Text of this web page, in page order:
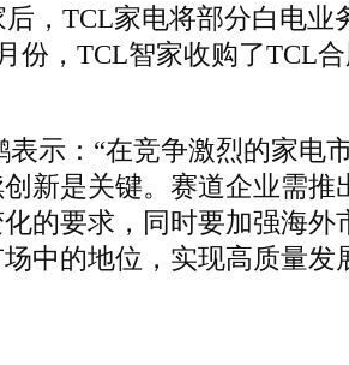
，TCL家电将部分白电业
份，TCL智家收购了TCL
示：“在竞争激烈的家电
新是关键。赛道企业需推
的要求，同时要加强海外
中的地位，实现高质量发